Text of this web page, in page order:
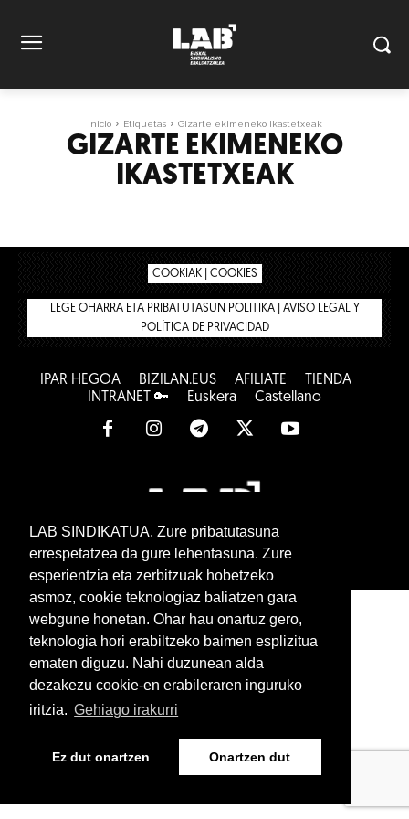
Inicio Etiquetas Gizarte ekimeneko ikastetxeak
GIZARTE EKIMENEKO
IKASTETXEAK
COOKIAK | COOKIES
LEGE OHARRA ETA PRIBATUTASUN POLITIKA | AVISO LEGAL Y
POLÍTICA DE PRIVACIDAD
IPAR HEGOA BIZILAN.EUS AFÍLIATE
TIENDA
INTRANET 🔑
Euskera Castellano
www.lab.eus
Euskera
LAB SINDIKATUA. Zure pribatutasuna
errespetatzea da gure lehentasuna. Zure
esperientzia eta zerbitzuak hobetzeko
asmoz, cookie teknologiaz baliatzen gara
webgune honetan. Ohar hau onartuz gero,
teknologia hori erabiltzeko baimen esplizitua
ematen diguzu. Nahi duzunean alda
dezakezu cookie-en erabileraren inguruko
iritzia. Gehiago irakurri
Ez dut onartzen Onartzen dut